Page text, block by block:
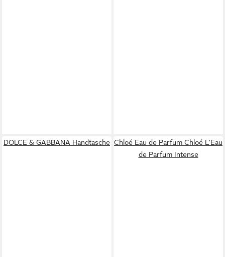
DOLCE & GABBANA Handtasche Chloé Eau de Parfum Chloé L'Eau
de Parfum Intense